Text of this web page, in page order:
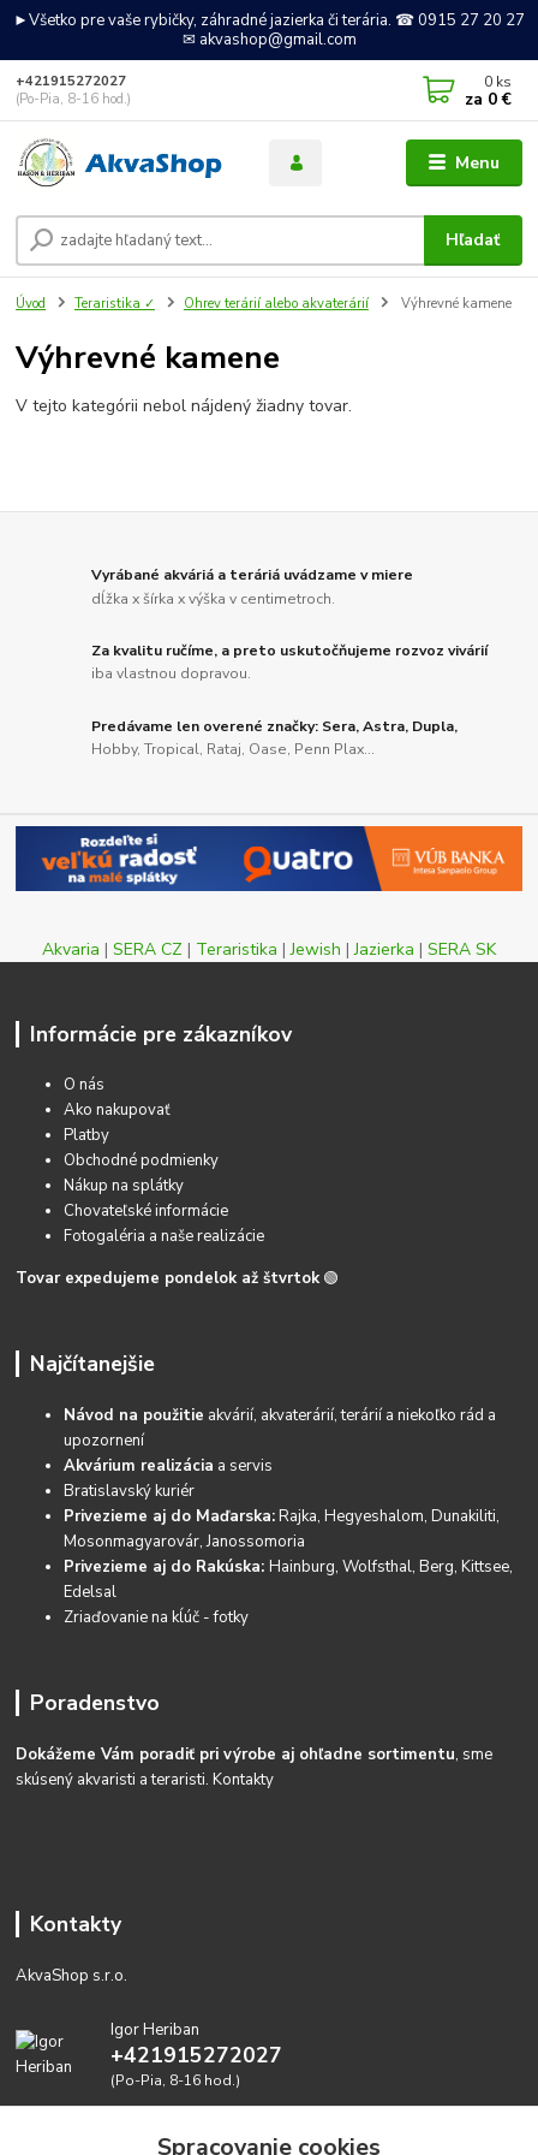
►Všetko pre vaše rybičky, záhradné jazierka či terária. ☎ 0915 27 20 27
✉ akvashop@gmail.com
Menu
Hľadať
+421915272027
(Po-Pia, 8-16 hod.)
0 ks
za 0 €
Úvod Teraristika ✓ Ohrev terárií alebo akvaterárií Výhrevné kamene
Výhrevné kamene
V tejto kategórii nebol nájdený žiadny tovar.
Vyrábané akváriá a teráriá uvádzame v miere
dĺžka x šírka x výška v centimetroch.
Za kvalitu ručíme, a preto uskutočňujeme rozvoz vivárií
iba vlastnou dopravou.
Predávame len overené značky: Sera, Astra, Dupla,
Hobby, Tropical, Rataj, Oase, Penn Plax...
Akvaria | SERA CZ | Teraristika |Jewish |Jazierka | SERA SK
Informácie pre zákazníkov
O nás
Ako nakupovať
Platby
Obchodné podmienky
Nákup na splátky
Chovateľské informácie
Fotogaléria a naše realizácie
Tovar expedujeme pondelok až štvrtok 🟢
Najčítanejšie
Návod na použitie akvárií, akvaterárií, terárií a niekoľko rád a
upozornení
Akvárium realizácia a servis
Bratislavský kuriér
Privezieme aj do Maďarska:Rajka, Hegyeshalom, Dunakiliti,
Mosonmagyarovár, Janossomoria
Privezieme aj do Rakúska:Hainburg, Wolfsthal, Berg, Kittsee,
Edelsal
Zriaďovanie na kĺúč - fotky
Poradenstvo
Dokážeme Vám poradiť pri výrobe aj ohľadne sortimentu, sme
skúsený akvaristi a teraristi.Kontakty
Kontakty
AkvaShop s.r.o.
Igor Heriban
+421915272027
(Po-Pia, 8-16 hod.)
Spracovanie cookies